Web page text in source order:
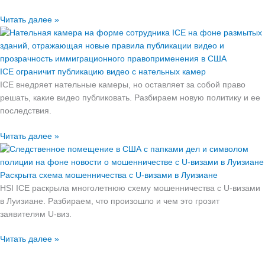
Читать далее »
ICE ограничит публикацию видео с нательных камер
ICE внедряет нательные камеры, но оставляет за собой право
решать, какие видео публиковать. Разбираем новую политику и ее
последствия.
Читать далее »
Раскрыта схема мошенничества с U-визами в Луизиане
HSI ICE раскрыла многолетнюю схему мошенничества с U-визами
в Луизиане. Разбираем, что произошло и чем это грозит
заявителям U-виз.
Читать далее »